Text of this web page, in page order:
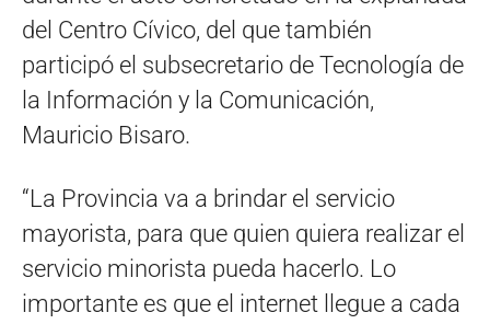
del Centro Cívico, del que también
participó el subsecretario de Tecnología de
la Información y la Comunicación,
Mauricio Bisaro.
“La Provincia va a brindar el servicio
mayorista, para que quien quiera realizar el
servicio minorista pueda hacerlo. Lo
importante es que el internet llegue a cada